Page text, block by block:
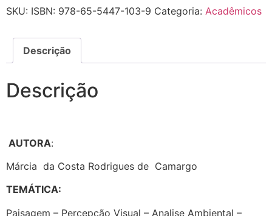
SKU: ISBN: 978-65-5447-103-9 Categoria: Acadêmicos
Descrição
Descrição
AUTORA:
Márcia da Costa Rodrigues de Camargo
TEMÁTICA:
Paisagem – Percepção Visual – Analise Ambiental –